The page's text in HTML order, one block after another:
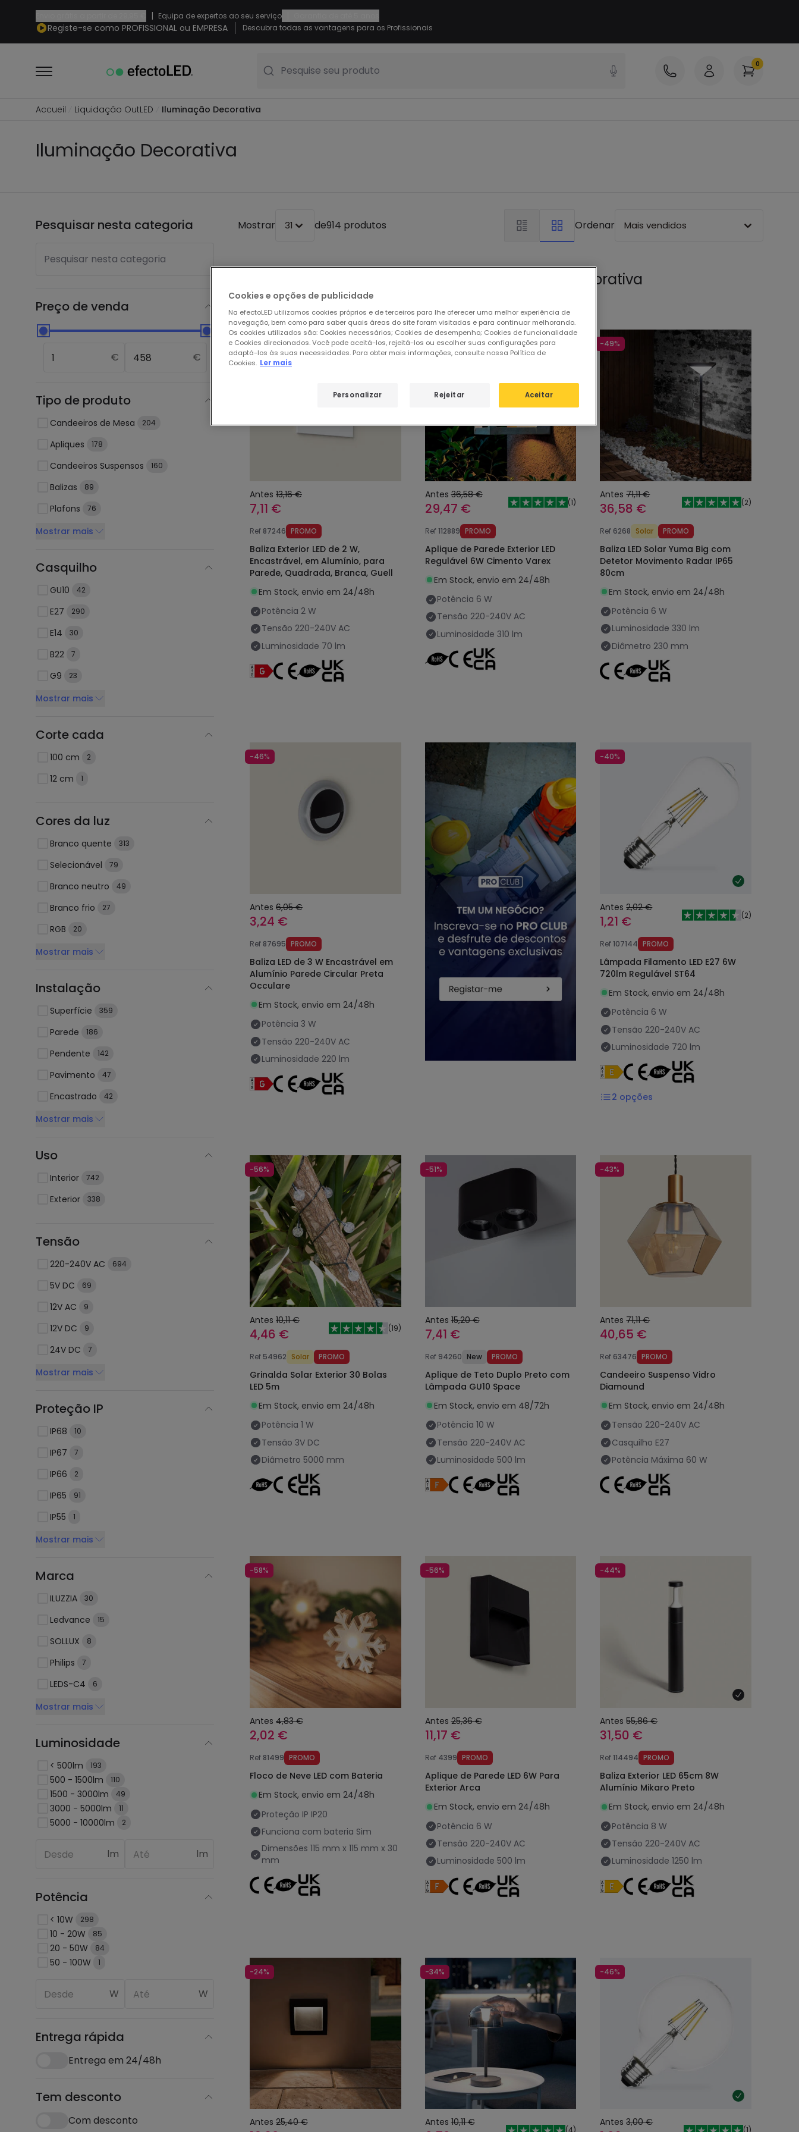
| Equipa de expertos ao seu serviço
Registe-se como PROFISSIONAL ou EMPRESA Descubra todas as vantagens para os Profissionais
Pesquise seu produto 0
Accueil Liquidação OutLED Iluminação Decorativa
Iluminação Decorativa
Pesquisar nesta categoria
Pesquisar nesta categoria
Preço de venda
€ €
Tipo de produto
Candeeiros de Mesa 204
Apliques 178
Candeeiros Suspensos 160
Balizas 89
Plafons 76
Mostrar mais
Casquilho
GU10 42
E27 290
E14 30
B22 7
G9 23
Mostrar mais
Corte cada
100 cm 2
12 cm 1
Cores da luz
Branco quente 313
Selecionável 79
Branco neutro 49
Branco frio 27
RGB 20
Mostrar mais
Instalação
Superfície 359
Parede 186
Pendente 142
Pavimento 47
Encastrado 42
Mostrar mais
Uso
Interior 742
Exterior 338
Tensão
220-240V AC 694
5V DC 69
12V AC 9
12V DC 9
24V DC 7
Mostrar mais
Proteção IP
IP68 10
IP67 7
IP66 2
IP65 91
IP55 1
Mostrar mais
Marca
ILUZZIA 30
Ledvance 15
SOLLUX 8
Philips 7
LEDS-C4 6
Mostrar mais
Luminosidade
< 500lm 193
500 - 1500lm 110
1500 - 3000lm 49
3000 - 5000lm 11
5000 - 10000lm 2
lm lm
Potência
< 10W 298
10 - 20W 85
20 - 50W 84
50 - 100W 1
W W
Entrega rápida
Entrega em 24/48h
Tem desconto
Com desconto
Mostrar 31 de914 produtos Ordenar Mais vendidos
Iluminação Decorativa
-46%
Antes 13,16 €
7,11 €
Ref 87246 PROMO
Baliza Exterior LED de 2 W,
Encastrável, em Alumínio, para
Parede, Quadrada, Branca, Guell
Em Stock, envio em 24/48h
Potência 2 W
Tensão 220-240V AC
Luminosidade 70 lm
-19%
Antes 36,58 €
29,47 € (1)
Ref112889 PROMO
Aplique de Parede Exterior LED
Regulável 6W Cimento Varex
Em Stock, envio em 24/48h
Potência 6 W
Tensão 220-240V AC
Luminosidade 310 lm
-49%
Antes 71,11 €
36,58 € (2)
Ref 6268 Solar PROMO
Baliza LED Solar Yuma Big com
Detetor Movimento Radar IP65
80cm
Em Stock, envio em 24/48h
Potência 6 W
Luminosidade 330 lm
Diâmetro 230 mm
-46%
Antes 6,05 €
3,24 €
Ref 87695 PROMO
Baliza LED de 3 W Encastrável em
Alumínio Parede Circular Preta
Occulare
Em Stock, envio em 24/48h
Potência 3 W
Tensão 220-240V AC
Luminosidade 220 lm
-40%
Antes 2,02 €
1,21 € (2)
Ref107144 PROMO
Lâmpada Filamento LED E27 6W
720lm Regulável ST64
Em Stock, envio em 24/48h
Potência 6 W
Tensão 220-240V AC
Luminosidade 720 lm
2 opções
-56%
Antes 10,11 €
4,46 € (19)
Ref 54962 Solar PROMO
Grinalda Solar Exterior 30 Bolas
LED 5m
Em Stock, envio em 24/48h
Potência 1 W
Tensão 3V DC
Diâmetro 5000 mm
-51%
Antes 15,20 €
7,41 €
Ref 94260 New PROMO
Aplique de Teto Duplo Preto com
Lâmpada GU10 Space
Em Stock, envio em 48/72h
Potência 10 W
Tensão 220-240V AC
Luminosidade 500 lm
-43%
Antes 71,11 €
40,65 €
Ref 63476 PROMO
Candeeiro Suspenso Vidro
Diamound
Em Stock, envio em 24/48h
Tensão 220-240V AC
Casquilho E27
Potência Máxima 60 W
-58%
Antes 4,83 €
2,02 €
Ref 81499 PROMO
Floco de Neve LED com Bateria
Em Stock, envio em 24/48h
Proteção IP IP20
Funciona com bateria Sim
Dimensões 115 mm x 115 mm x 30
mm
-56%
Antes 25,36 €
11,17 €
Ref 4399 PROMO
Aplique de Parede LED 6W Para
Exterior Arca
Em Stock, envio em 24/48h
Potência 6 W
Tensão 220-240V AC
Luminosidade 500 lm
-44%
Antes 55,86 €
31,50 €
Ref114494 PROMO
Baliza Exterior LED 65cm 8W
Alumínio Mikaro Preto
Em Stock, envio em 24/48h
Potência 8 W
Tensão 220-240V AC
Luminosidade 1250 lm
-24%
Antes 25,40 €
-34%
Antes 10,11 €
-46%
Antes 3,00 €
Cookies e opções de publicidade
Na efectoLED utilizamos cookies próprios e de terceiros para lhe oferecer uma melhor experiência de
navegação, bem como para saber quais áreas do site foram visitadas e para continuar melhorando.
Os cookies utilizados são: Cookies necessários; Cookies de desempenho; Cookies de funcionalidade
e Cookies direcionados. Você pode aceitá-los, rejeitá-los ou escolher suas configurações para
adaptá-los às suas necessidades. Para obter mais informações, consulte nossa Política de
Cookies. Ler mais
Rejeitar Aceitar
Personalizar